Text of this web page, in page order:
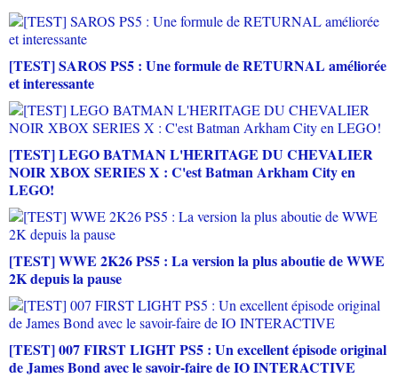
[TEST] SAROS PS5 : Une formule de RETURNAL améliorée
et interessante
[TEST] LEGO BATMAN L'HERITAGE DU CHEVALIER
NOIR XBOX SERIES X : C'est Batman Arkham City en
LEGO!
[TEST] WWE 2K26 PS5 : La version la plus aboutie de WWE
2K depuis la pause
[TEST] 007 FIRST LIGHT PS5 : Un excellent épisode original
de James Bond avec le savoir-faire de IO INTERACTIVE